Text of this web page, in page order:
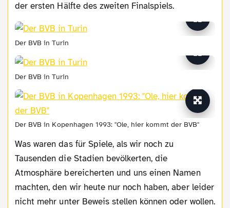
der ersten Hälfte des zweiten Finalspiels.
Der BVB in Turin
Der BVB in Turin
Der BVB in Kopenhagen 1993: "Ole, hier kommt der BVB"
Was waren das für Spiele, als wir noch zu
Tausenden die Stadien bevölkerten, die
Atmosphäre bereicherten und uns einen Namen
machten, den wir heute nur noch haben, aber leider
nicht mehr unter Beweis stellen können oder wollen.